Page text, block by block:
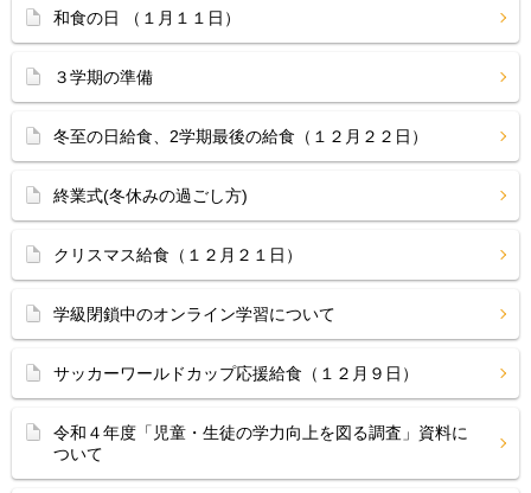
和食の日 （１月１１日）
３学期の準備
冬至の日給食、2学期最後の給食（１２月２２日）
終業式(冬休みの過ごし方)
クリスマス給食（１２月２１日）
学級閉鎖中のオンライン学習について
サッカーワールドカップ応援給食（１２月９日）
令和４年度「児童・生徒の学力向上を図る調査」資料に
ついて